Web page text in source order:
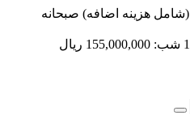
(شامل هزینه اضافه) صبحانه
155,000,000 ریال